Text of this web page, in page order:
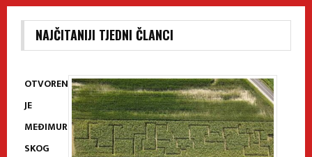
NAJČITANIJI TJEDNI ČLANCI
OTVOREN
JE
MEĐIMUR
SKOG